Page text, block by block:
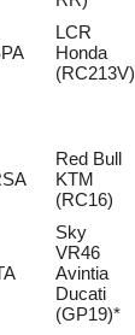
LCR
Honda
(RC213V)
Red Bull
KTM
(RC16)
Sky
VR46
Avintia
Ducati
(GP19)*